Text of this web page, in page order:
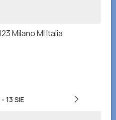
Milano MI Italia
- 13 SIE